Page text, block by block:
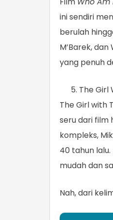
ini sendiri
berulah
M’Barek,
yang penuh
The Girl
The Girl with
seru dari film
kompleks,
40 tahun
mudah dan
Nah, dari